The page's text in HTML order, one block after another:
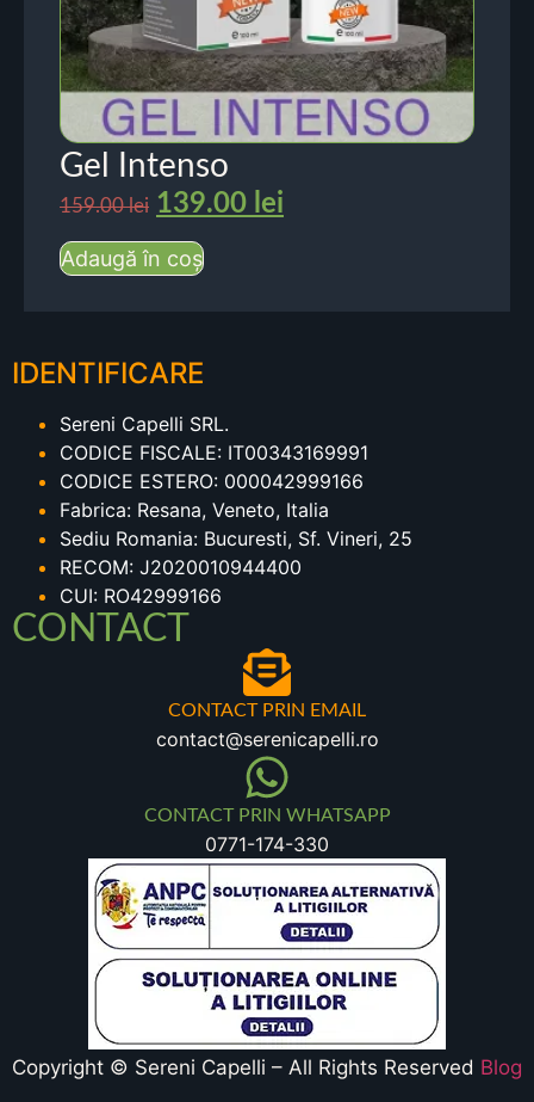
Gel Intenso
159.00lei 139.00 lei
Adaugă în coș
IDENTIFICARE
Sereni Capelli SRL.
CODICE FISCALE: IT00343169991
CODICE ESTERO: 000042999166
Fabrica: Resana, Veneto, Italia
Sediu Romania: Bucuresti, Sf. Vineri, 25
RECOM: J2020010944400
CUI: RO42999166
CONTACT
CONTACT PRIN EMAIL
contact@serenicapelli.ro
CONTACT PRIN WHATSAPP
0771-174-330
Copyright © Sereni Capelli – All Rights Reserved Blog